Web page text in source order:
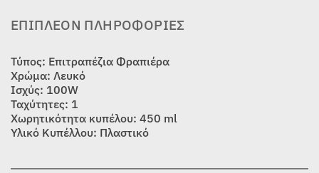
ΕΠΙΠΛΈΟΝ ΠΛΗΡΟΦΟΡΊΕΣ
Τύπος: Επιτραπέζια Φραπιέρα
Χρώμα: Λευκό
Ισχύς: 100W
Ταχύτητες: 1
Χωρητικότητα κυπέλου: 450 ml
Υλικό Κυπέλλου: Πλαστικό